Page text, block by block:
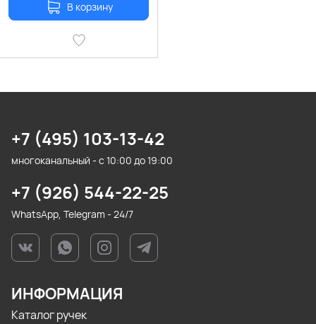
В корзину
+7 (495) 103-13-42
многоканальный - с 10:00 до 19:00
+7 (926) 544-22-25
WhatsApp, Telegram - 24/7
ИНФОРМАЦИЯ
Каталог ручек